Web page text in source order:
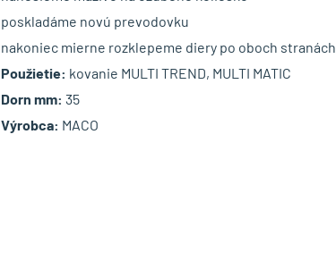
poskladáme novú prevodovku
nakoniec mierne rozklepeme diery po oboch stranách
Použietie: kovanie MULTI TREND, MULTI MATIC
Dorn mm: 35
Výrobca: MACO